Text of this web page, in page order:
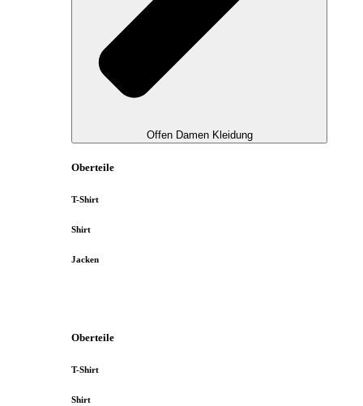
Offen Damen Kleidung
Oberteile
T-Shirt
Shirt
Jacken
Oberteile
T-Shirt
Shirt